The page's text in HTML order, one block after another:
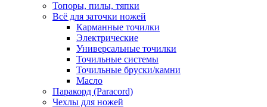
Топоры, пилы, тяпки
Всё для заточки ножей
Карманные точилки
Электрические
Универсальные точилки
Точильные системы
Точильные бруски/камни
Масло
Паракорд (Paracord)
Чехлы для ножей